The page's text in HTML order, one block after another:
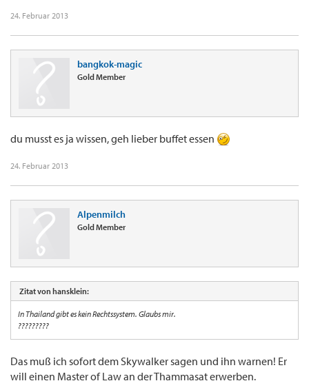
24. Februar 2013
bangkok-magic
Gold Member
du musst es ja wissen, geh lieber buffet essen
24. Februar 2013
Alpenmilch
Gold Member
Zitat von hansklein:
In Thailand gibt es kein Rechtssystem. Glaubs mir.
?????????
Das muß ich sofort dem Skywalker sagen und ihn warnen! Er
will einen Master of Law an der Thammasat erwerben.